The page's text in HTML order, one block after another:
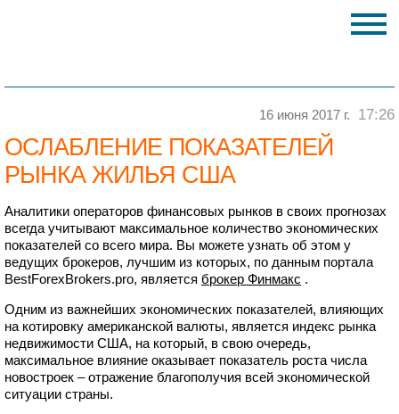
16 июня 2017 г. 17:26
ОСЛАБЛЕНИЕ ПОКАЗАТЕЛЕЙ
РЫНКА ЖИЛЬЯ США
Аналитики операторов финансовых рынков в своих прогнозах
всегда учитывают максимальное количество экономических
показателей со всего мира. Вы можете узнать об этом у
ведущих брокеров, лучшим из которых, по данным портала
BestForexBrokers.pro, является брокер Финмакс .
Одним из важнейших экономических показателей, влияющих
на котировку американской валюты, является индекс рынка
недвижимости США, на который, в свою очередь,
максимальное влияние оказывает показатель роста числа
новостроек – отражение благополучия всей экономической
ситуации страны.